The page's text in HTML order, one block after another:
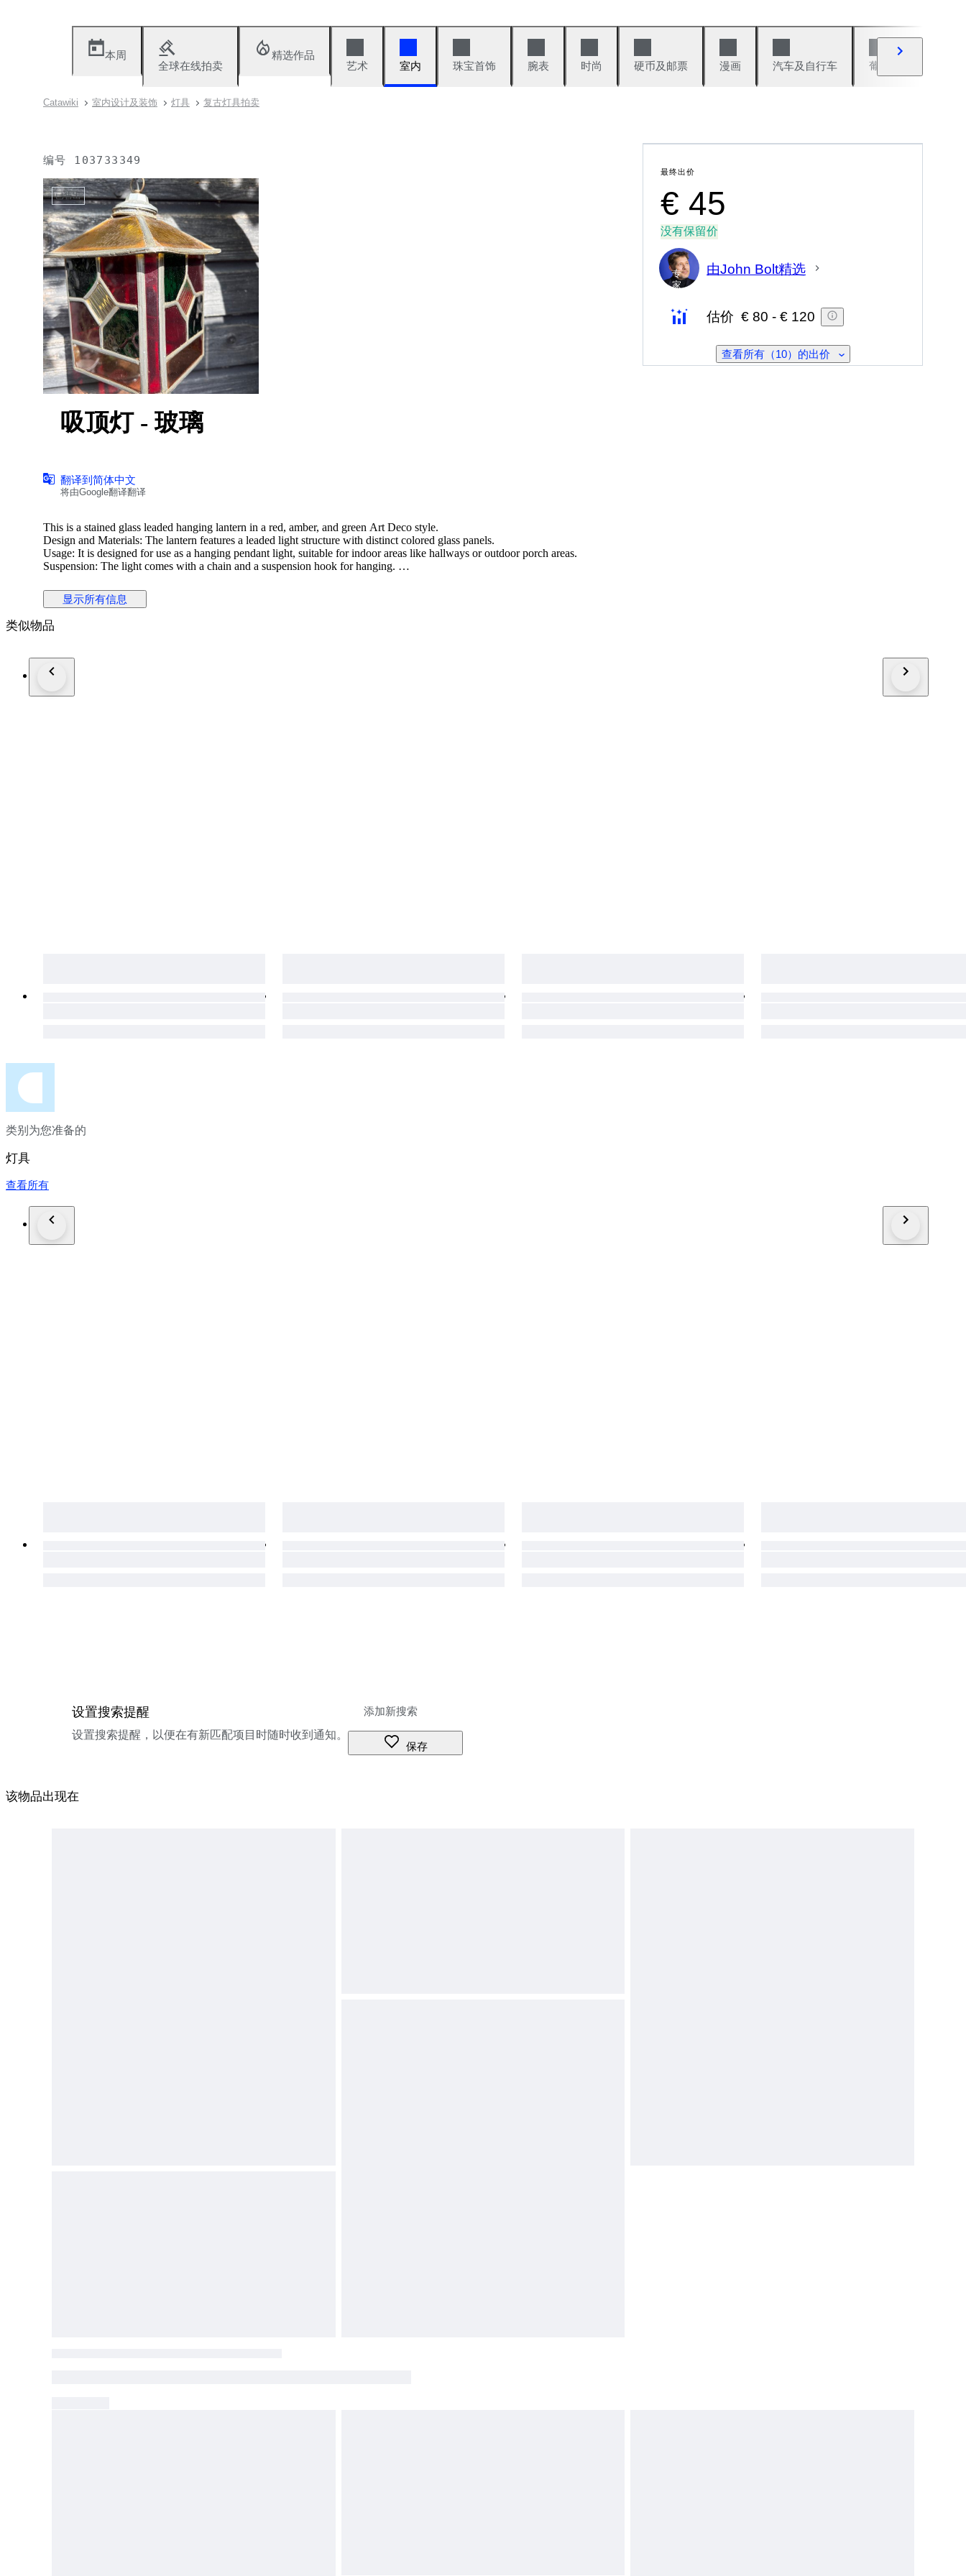
本周
全球在线拍卖
精选作品
艺术
室内 珠宝首饰 腕表 时尚 硬币及邮票 漫画 汽车及自行车 葡萄酒及烈性酒
Catawiki 室内设计及装饰 灯具 复古灯具拍卖
编号 103733349
已售出
吸顶灯 - 玻璃
翻译到简体中文
将由Google翻译翻译
This is a stained glass leaded hanging lantern in a red, amber, and green Art Deco style.
Design and Materials: The lantern features a leaded light structure with distinct colored glass panels.
Usage: It is designed for use as a hanging pendant light, suitable for indoor areas like hallways or outdoor porch areas.
Suspension: The light comes with a chain and a suspension hook for hanging.
显示所有信息
最终出价
€ 45
没有保留价
专
家
由John Bolt精选
估价 € 80 - € 120
查看所有（10）的出价
类似物品
类别为您准备的
灯具
查看所有
设置搜索提醒
设置搜索提醒，以便在有新匹配项目时随时收到通知。
保存
该物品出现在